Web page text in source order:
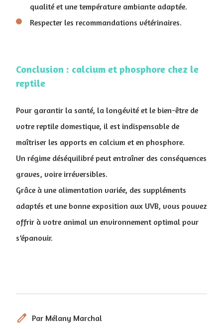
qualité et une température ambiante adaptée.
Respecter les recommandations vétérinaires.
Conclusion : calcium et phosphore chez le
reptile
Pour garantir la santé, la longévité et le bien-être de
votre reptile domestique, il est indispensable de
maîtriser les apports en calcium et en phosphore.
Un régime déséquilibré peut entraîner des conséquences
graves, voire irréversibles.
Grâce à une alimentation variée, des suppléments
adaptés et une bonne exposition aux UVB, vous pouvez
offrir à votre animal un environnement optimal pour
s’épanouir.
edit Par Mélany Marchal